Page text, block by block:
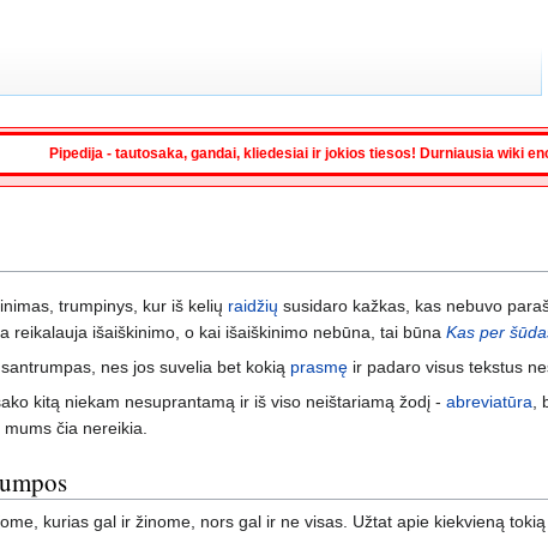
Pipedija - tautosaka, gandai, kliedesiai ir jokios tiesos! Durniausia wiki
trumpinys, kur iš kelių raidžių susidaro kažkas, kas nebuvo
reikalauja išaiškinimo, o kai išaiškinimo nebūna, tai būna Kas per
nes jos suvelia bet kokią prasmę ir padaro visus tekstus
kitą niekam nesuprantamą ir iš viso neištariamą žodį - abreviatūra
mums čia nereikia.
kurias gal ir žinome, nors gal ir ne visas. Užtat apie kiekvieną